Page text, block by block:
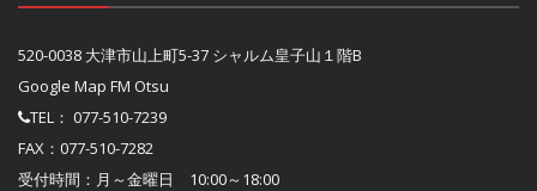
520-0038 大津市山上町5-37 シャルム皇子山１階B
Google Map FM Otsu
TEL： 077-510-7239
FAX：077-510-7282
受付時間：月～金曜日 10:00～18:00